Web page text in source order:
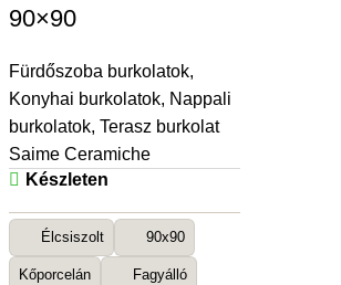
90×90
Fürdőszoba burkolatok,
Konyhai burkolatok, Nappali
burkolatok, Terasz burkolat
Saime Ceramiche
Készleten
Élcsiszolt 90x90
Kőporcelán Fagyálló